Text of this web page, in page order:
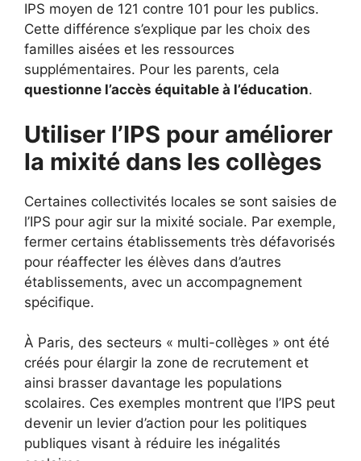
IPS moyen de 121 contre 101 pour les publics.
Cette différence s’explique par les choix des
familles aisées et les ressources
supplémentaires. Pour les parents, cela
questionne l’accès équitable à l’éducation.
Utiliser l’IPS pour améliorer
la mixité dans les collèges
Certaines collectivités locales se sont saisies de
l’IPS pour agir sur la mixité sociale. Par exemple,
fermer certains établissements très défavorisés
pour réaffecter les élèves dans d’autres
établissements, avec un accompagnement
spécifique.
À Paris, des secteurs « multi-collèges » ont été
créés pour élargir la zone de recrutement et
ainsi brasser davantage les populations
scolaires. Ces exemples montrent que l’IPS peut
devenir un levier d’action pour les politiques
publiques visant à réduire les inégalités